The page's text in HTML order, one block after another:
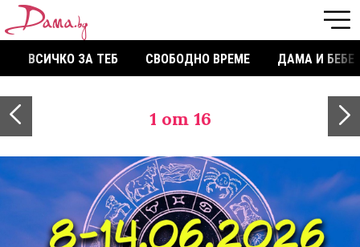
ВСИЧКО ЗА ТЕБ СВОБОДНО ВРЕМЕ ДАМА И БЕБЕ
1 от 16